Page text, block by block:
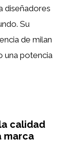
diseñadores
Su
de milan
una potencia
calidad
marca